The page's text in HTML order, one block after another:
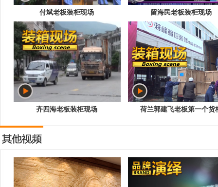
付斌老板装柜现场 留海民老板装柜现场
齐四海老板装柜现场 荷兰郭建飞老板第一个货